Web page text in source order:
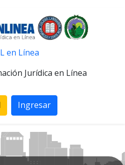
en Línea
Jurídica en Línea
Ingresar